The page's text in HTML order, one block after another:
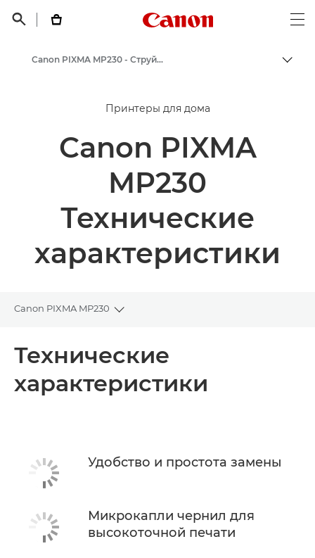
 
Canon Logo, back
Принтеры Canon
Canon PIXMA MP230 - Струйные фотопринтеры
Принтеры для дома
Canon PIXMA
MP230
Технические
характеристики
Canon PIXMA MP230
Toggle breadcrumbs
Технические характеристики
Технические
характеристики
Удобство и простота замены
Микрокапли чернил для
высокоточной печати